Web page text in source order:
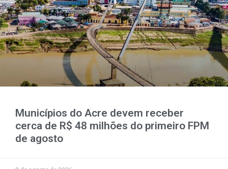
Municípios do Acre devem receber
cerca de R$ 48 milhões do primeiro FPM
de agosto